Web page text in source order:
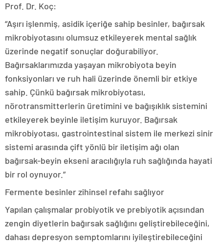
Prof. Dr. Koç:
“Aşırı işlenmiş, asidik içeriğe sahip besinler, bağırsak
mikrobiyotasını olumsuz etkileyerek mental sağlık
üzerinde negatif sonuçlar doğurabiliyor.
Bağırsaklarımızda yaşayan mikrobiyota beyin
fonksiyonları ve ruh hali üzerinde önemli bir etkiye
sahip. Çünkü bağırsak mikrobiyotası,
nörotransmitterlerin üretimini ve bağışıklık sistemini
etkileyerek beyinle iletişim kuruyor. Bağırsak
mikrobiyotası, gastrointestinal sistem ile merkezi sinir
sistemi arasında çift yönlü bir iletişim ağı olan
bağırsak-beyin ekseni aracılığıyla ruh sağlığında hayati
bir rol oynuyor.”
Fermente besinler zihinsel refahı sağlıyor
Yapılan çalışmalar probiyotik ve prebiyotik açısından
zengin diyetlerin bağırsak sağlığını geliştirebileceğini,
dahası depresyon semptomlarını iyileştirebileceğini